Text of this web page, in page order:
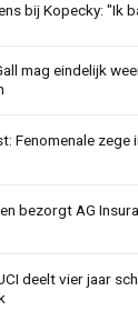
bij Kopecky: "Ik
mag eindelijk
Fenomenale zege
bezorgt AG
deelt vier jaar